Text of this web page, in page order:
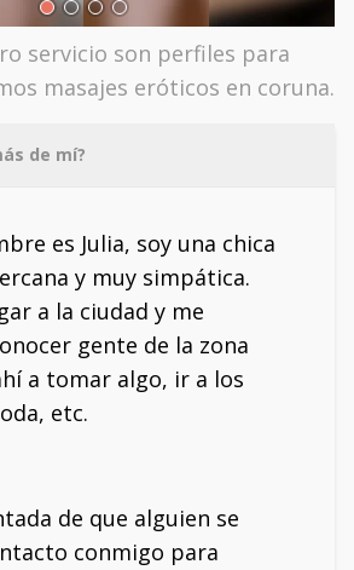
servicio son perfiles para
masajes eróticos en coruna.
de mí?
es Julia, soy una chica
y muy simpática.
a la ciudad y me
gente de la zona
a tomar algo, ir a los
etc.
de que alguien se
conmigo para